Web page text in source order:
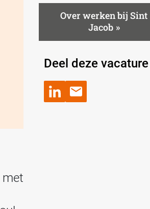
met
Over werken bij Sint
Jacob
Deel deze vacature